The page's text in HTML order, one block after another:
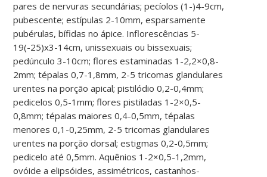
pares de nervuras secundárias; pecíolos (1-)4-9cm,
pubescente; estípulas 2-10mm, esparsamente
pubérulas, bífidas no ápice. Inflorescências 5-
19(-25)x3-14cm, unissexuais ou bissexuais;
pedúnculo 3-10cm; flores estaminadas 1-2,2×0,8-
2mm; tépalas 0,7-1,8mm, 2-5 tricomas glandulares
urentes na porção apical; pistilódio 0,2-0,4mm;
pedicelos 0,5-1mm; flores pistiladas 1-2×0,5-
0,8mm; tépalas maiores 0,4-0,5mm, tépalas
menores 0,1-0,25mm, 2-5 tricomas glandulares
urentes na porção dorsal; estigmas 0,2-0,5mm;
pedicelo até 0,5mm. Aquênios 1-2×0,5-1,2mm,
ovóide a elipsóides, assimétricos, castanhos-